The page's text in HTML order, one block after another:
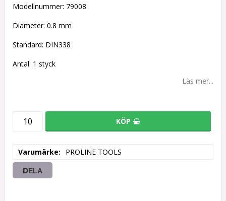
Modellnummer: 79008
Diameter: 0.8 mm
Standard: DIN338
Antal: 1 styck
Läs mer...
KÖP
Varumärke PROLINE TOOLS
DELA